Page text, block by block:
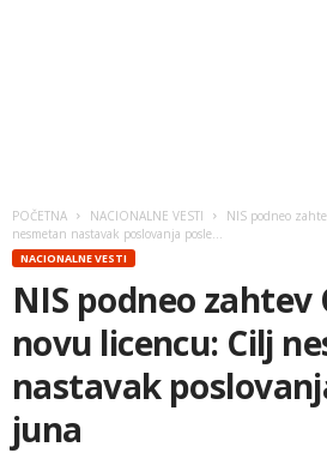
POČETNA NACIONALNE VESTI
NIS podneo
nesmetan nastavak poslovanja posle...
NACIONALNE VESTI
NIS podneo zahtev
novu licencu: Cilj
nastavak
juna